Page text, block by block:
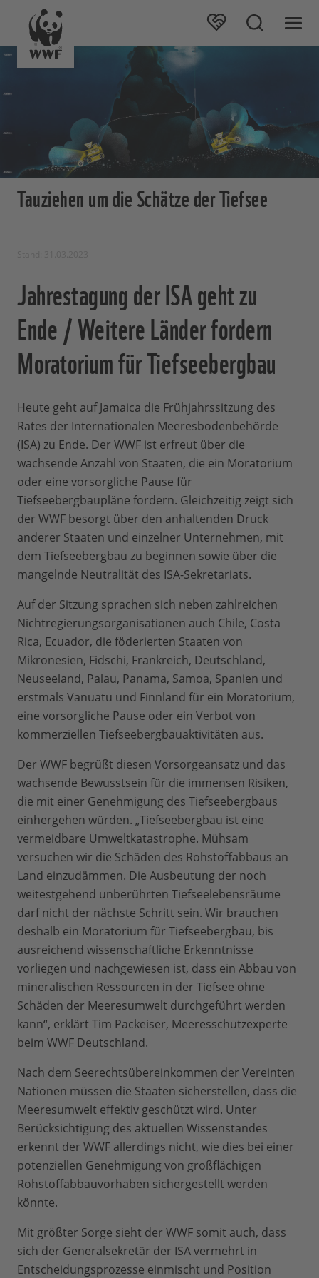
Tauziehen um die Schätze der Tiefsee
Jahrestagung der ISA geht zu
Ende / Weitere Länder fordern
Moratorium für Tiefseebergbau
Heute geht auf Jamaica die Frühjahrssitzung des
Rates der Internationalen Meeresbodenbehörde
(ISA) zu Ende. Der WWF ist erfreut über die
wachsende Anzahl von Staaten, die ein Moratorium
oder eine vorsorgliche Pause für
Tiefseebergbaupläne fordern. Gleichzeitig zeigt sich
der WWF besorgt über den anhaltenden Druck
anderer Staaten und einzelner Unternehmen, mit
dem Tiefseebergbau zu beginnen sowie über die
mangelnde Neutralität des ISA-Sekretariats.
Auf der Sitzung sprachen sich neben zahlreichen
Nichtregierungsorganisationen auch Chile, Costa
Rica, Ecuador, die föderierten Staaten von
Mikronesien, Fidschi, Frankreich, Deutschland,
Neuseeland, Palau, Panama, Samoa, Spanien und
erstmals Vanuatu und Finnland für ein Moratorium,
eine vorsorgliche Pause oder ein Verbot von
kommerziellen Tiefseebergbauaktivitäten aus.
Der WWF begrüßt diesen Vorsorgeansatz und das
wachsende Bewusstsein für die immensen Risiken,
die mit einer Genehmigung des Tiefseebergbaus
einhergehen würden. „Tiefseebergbau ist eine
vermeidbare Umweltkatastrophe. Mühsam
versuchen wir die Schäden des Rohstoffabbaus an
Land einzudämmen. Die Ausbeutung der noch
weitestgehend unberührten Tiefseelebensräume
darf nicht der nächste Schritt sein. Wir brauchen
deshalb ein Moratorium für Tiefseebergbau, bis
ausreichend wissenschaftliche Erkenntnisse
vorliegen und nachgewiesen ist, dass ein Abbau von
mineralischen Ressourcen in der Tiefsee ohne
Schäden der Meeresumwelt durchgeführt werden
kann“, erklärt Tim Packeiser, Meeresschutzexperte
beim WWF Deutschland.
Nach dem Seerechtsübereinkommen der Vereinten
Nationen müssen die Staaten sicherstellen, dass die
Meeresumwelt effektiv geschützt wird. Unter
Berücksichtigung des aktuellen Wissenstandes
erkennt der WWF allerdings nicht, wie dies bei einer
potenziellen Genehmigung von großflächigen
Rohstoffabbauvorhaben sichergestellt werden
könnte.
Mit größter Sorge sieht der WWF somit auch, dass
sich der Generalsekretär der ISA vermehrt in
Entscheidungsprozesse einmischt und Position